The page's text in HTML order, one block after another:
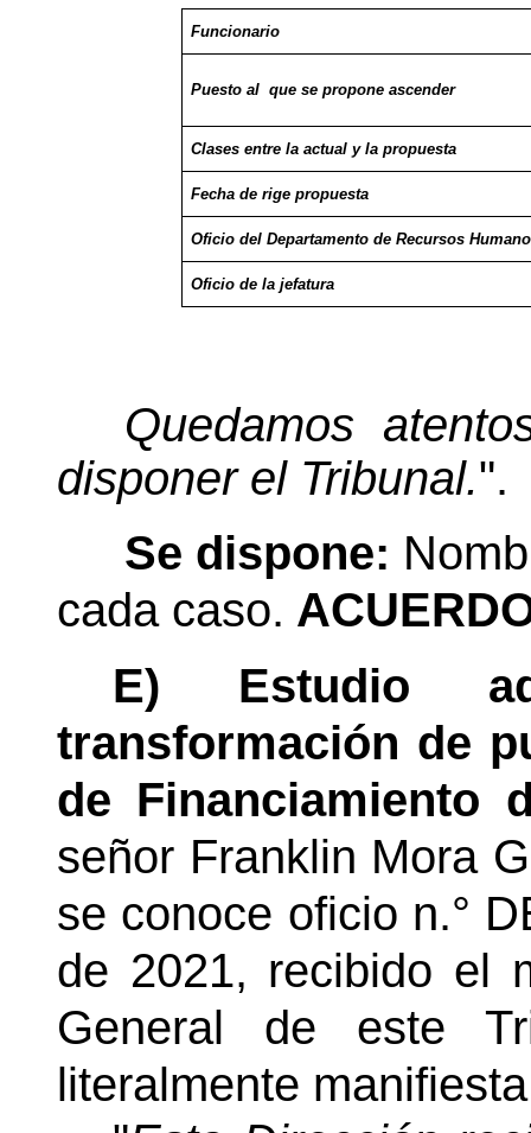
Funcionario
Puesto al que se propone ascender
Clases entre la actual y la propuesta
Fecha de rige propuesta
Oficio del Departamento de Recursos
Oficio de la jefatura
Quedamos
disponer el Tribunal.".
Se dispone:
cada caso.
E) Estudio
transformación de
de Financiamiento
señor Franklin Mora
se conoce oficio n.°
de 2021, recibido el
General de este
literalmente